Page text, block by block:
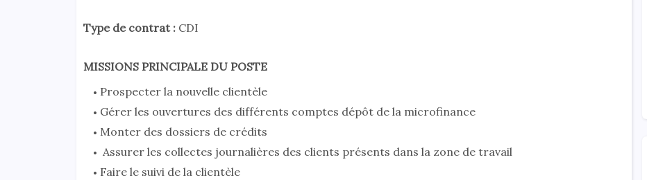
Type de contrat :CDI
MISSIONS PRINCIPALE DU POSTE
Prospecter la nouvelle clientèle
Gérer les ouvertures des différents comptes dépôt de la microfinance
Monter des dossiers de crédits
Assurer les collectes journalières des clients présents dans la zone de travail
Faire le suivi de la clientèle